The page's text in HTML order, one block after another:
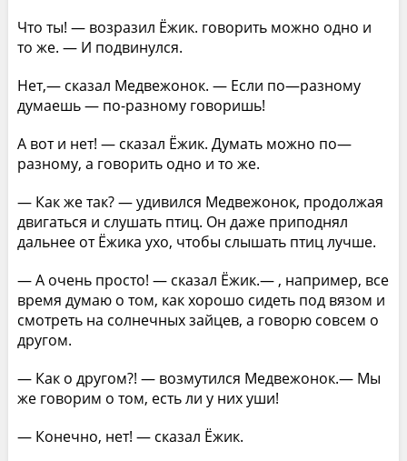
Что ты! — возразил Ёжик. говорить можно одно и
то же. — И подвинулся.
Нет,— сказал Медвежонок. — Если по—разному
думаешь — по-разному говоришь!
А вот и нет! — сказал Ёжик. Думать можно по—
разному, а говорить одно и то же.
— Как же так? — удивился Медвежонок, продолжая
двигаться и слушать птиц. Он даже приподнял
дальнее от Ёжика ухо, чтобы слышать птиц лучше.
— А очень просто! — сказал Ёжик.— , например, все
время думаю о том, как хорошо сидеть под вязом и
смотреть на солнечных зайцев, а говорю совсем о
другом.
— Как о другом?! — возмутился Медвежонок.— Мы
же говорим о том, есть ли у них уши!
— Конечно, нет! — сказал Ёжик.